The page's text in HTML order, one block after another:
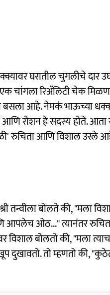
घरातील चुगलीचे दार
चांगला रिअ‍ॅलिटी चेक
बसला आहे. नेमकं भाऊच्या
आणि रोशन हे सदस्य होते. आता
रुचिता आणि विशाल
तन्वीला बोलते की, "मला
आपलेच ओठ..." त्यानंतर
विशाल बोलतो की, "मला
तो म्हणतो की,